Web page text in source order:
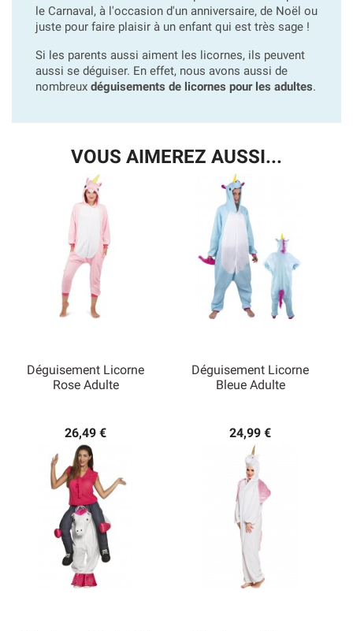
le Carnaval, à l'occasion d'un anniversaire, de Noël ou
juste pour faire plaisir à un enfant qui est très sage !
Si les parents aussi aiment les licornes, ils peuvent
aussi se déguiser. En effet, nous avons aussi de
nombreux déguisements de licornes pour les adultes.
VOUS AIMEREZ AUSSI...
Déguisement Licorne
Rose Adulte
26,49 €
Déguisement Licorne
Bleue Adulte
24,99 €